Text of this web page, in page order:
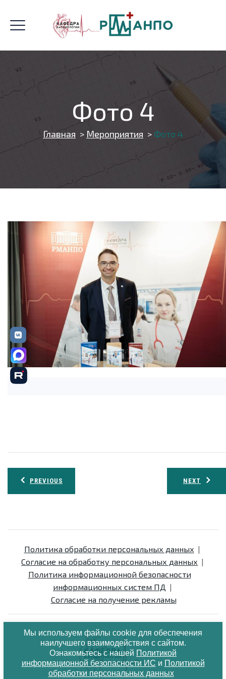
Фото 4
Главная > Мероприятия > Фото 4
Навигация
по
PREVIOUS NEXT
Политика обработки персональных данных
Согласие на обработку персональных данных
Политика информационной безопасности
информационных систем ПД
Согласие на получение рекламы
Мы используем файлы cookie для обеспечения
наилучшего взаимодействия с сайтом.
Ознакомьтесь с нашей Политикой
информационной безопасности ИС и Политикой
обработки персональных данных